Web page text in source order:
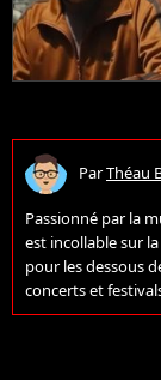
ParThéau
Passionné par la
est incollable sur
pour les dessous
concerts et